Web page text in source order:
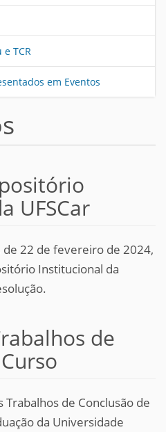
e TCR
em Eventos
UFSCar
de 22 de fevereiro de 2024,
Institucional da
de
de Conclusão de
da Universidade